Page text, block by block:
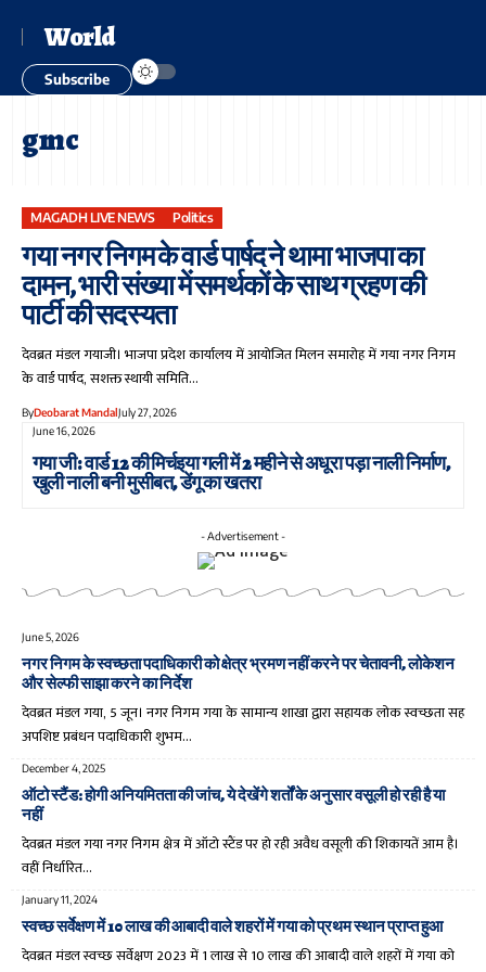
World
Subscribe
gmc
MAGADH LIVE NEWS Politics
गया नगर निगम के वार्ड पार्षद ने थामा भाजपा का
दामन, भारी संख्या में समर्थकों के साथ ग्रहण की
पार्टी की सदस्यता
देवब्रत मंडल गयाजी। भाजपा प्रदेश कार्यालय में आयोजित मिलन समारोह में गया नगर निगम
के वार्ड पार्षद, सशक्त स्थायी समिति…
ByDeobarat MandalJuly 27, 2026
June 16, 2026
गया जी: वार्ड 12 की मिर्चइया गली में 2 महीने से अधूरा पड़ा नाली निर्माण,
खुली नाली बनी मुसीबत, डेंगू का खतरा
- Advertisement -
June 5, 2026
नगर निगम के स्वच्छता पदाधिकारी को क्षेत्र भ्रमण नहीं करने पर चेतावनी, लोकेशन
और सेल्फी साझा करने का निर्देश
देवब्रत मंडल गया, 5 जून। नगर निगम गया के सामान्य शाखा द्वारा सहायक लोक स्वच्छता सह
अपशिष्ट प्रबंधन पदाधिकारी शुभम…
December 4, 2025
ऑटो स्टैंड: होगी अनियमितता की जांच, ये देखेंगे शर्तों के अनुसार वसूली हो रही है या
नहीं
देवब्रत मंडल गया नगर निगम क्षेत्र में ऑटो स्टैंड पर हो रही अवैध वसूली की शिकायतें आम है।
वहीं निर्धारित…
January 11, 2024
स्वच्छ सर्वेक्षण में 10 लाख की आबादी वाले शहरों में गया को प्रथम स्थान प्राप्त हुआ
देवब्रत मंडल स्वच्छ सर्वेक्षण 2023 में 1 लाख से 10 लाख की आबादी वाले शहरों में गया को